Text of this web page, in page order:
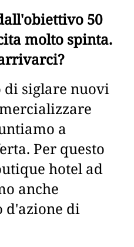
50
molto spinta.
di siglare nuovi
a
Per questo
hotel ad
anche
d'azione di